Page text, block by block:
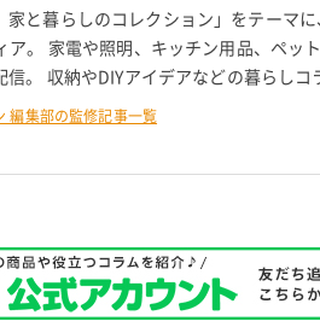
家と暮らしのコレクション」をテーマ
ア。 家電や照明、キッチン用品、ペッ
信。 収納やDIYアイデアなどの暮らしコ
編集部の監修記事一覧